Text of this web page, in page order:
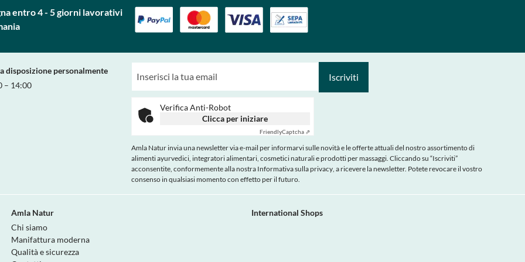
entro 4 - 5 giorni lavorativi
disposizione personalmente
– 14:00
Iscriviti
Verifica Anti-Robot
Clicca per iniziare
FriendlyCaptcha ⇗
Amla Natur invia una newsletter via e-mail per informarvi sulle novità e le offerte attuali del nostro assortimento di
alimenti ayurvedici, integratori alimentari, cosmetici naturali e prodotti per massaggi. Cliccando su “Iscriviti”
acconsentite, conformemente alla nostra Informativa sulla privacy, a ricevere la newsletter. Potete revocare il vostro
consenso in qualsiasi momento con effetto per il futuro.
Amla Natur
Chi siamo
Manifattura moderna
Qualità e sicurezza
International Shops